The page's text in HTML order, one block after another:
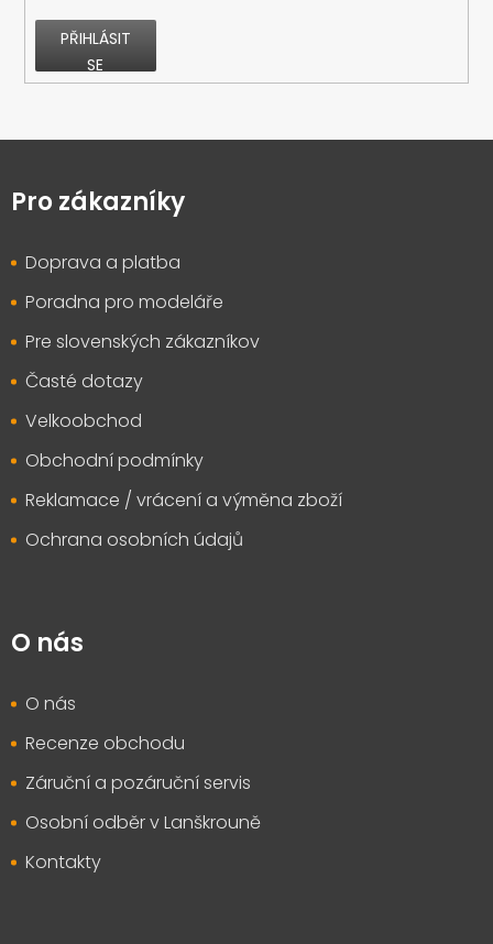
PŘIHLÁSIT
SE
pPro zákazníky
Doprava a platba
Poradna pro modeláře
Pre slovenských zákazníkov
Časté dotazy
Velkoobchod
Obchodní podmínky
Reklamace / vrácení a výměna zboží
Ochrana osobních údajů
O nás
O nás
Recenze obchodu
Záruční a pozáruční servis
Osobní odběr v Lanškrouně
Kontakty